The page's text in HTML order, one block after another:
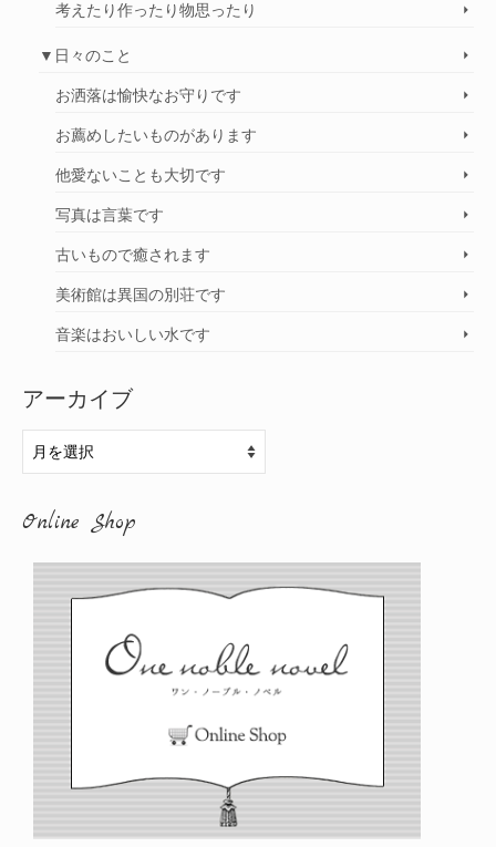
考えたり作ったり物思ったり
▼日々のこと
お洒落は愉快なお守りです
お薦めしたいものがあります
他愛ないことも大切です
写真は言葉です
古いもので癒されます
美術館は異国の別荘です
音楽はおいしい水です
アーカイブ
ア
ー
ブ
Online Shop